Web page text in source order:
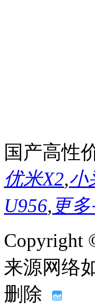
国产高性
优米X2,小
U956, 更
来源网络
删除